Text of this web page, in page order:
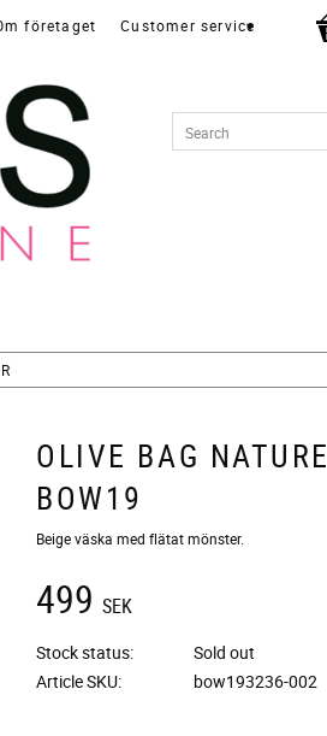
företaget Customer service
OLIVE BAG NATURE
BOW19
​Beige väska med flätat mönster.
499 SEK
Stock status
Sold out
Article SKU
bow193236-002